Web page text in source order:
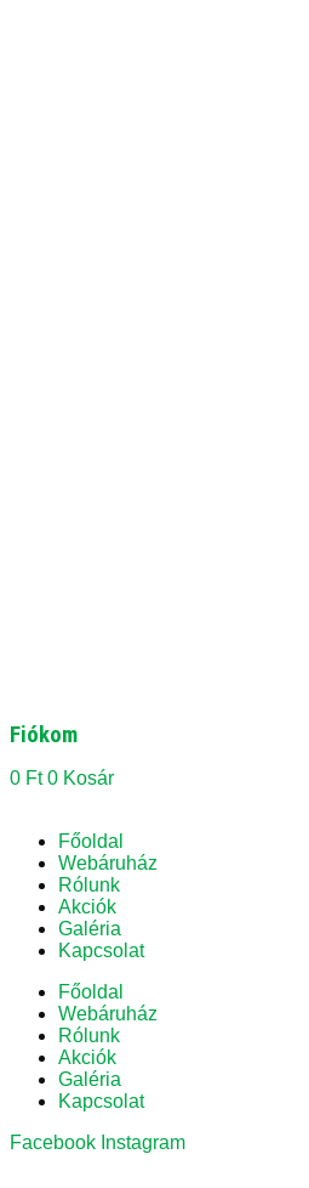
Fiókom
0 Ft 0 Kosár
Főoldal
Webáruház
Rólunk
Akciók
Galéria
Kapcsolat
Főoldal
Webáruház
Rólunk
Akciók
Galéria
Kapcsolat
Facebook Instagram